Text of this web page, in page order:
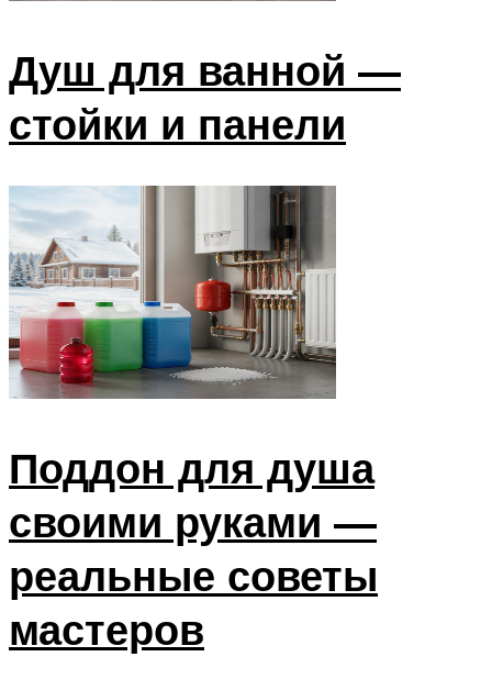
Душ для ванной —
стойки и панели
Поддон для душа
своими руками —
реальные советы
мастеров